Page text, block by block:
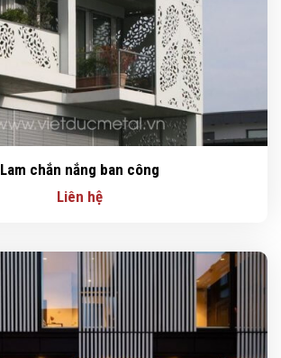
Lam chắn nắng ban công
Liên hệ